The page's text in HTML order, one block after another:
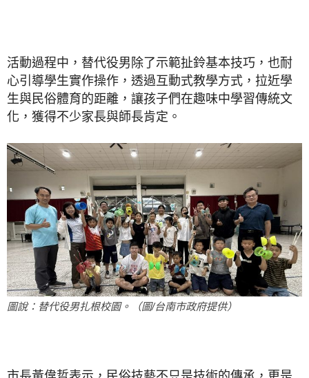
活動過程中，替代役男除了示範扯鈴基本技巧，也耐
心引導學生實作操作，透過互動式教學方式，拉近學
生與民俗體育的距離，讓孩子們在趣味中學習傳統文
化，獲得不少家長與師長肯定。
圖說：替代役男扎根校園。（圖/台南市政府提供）